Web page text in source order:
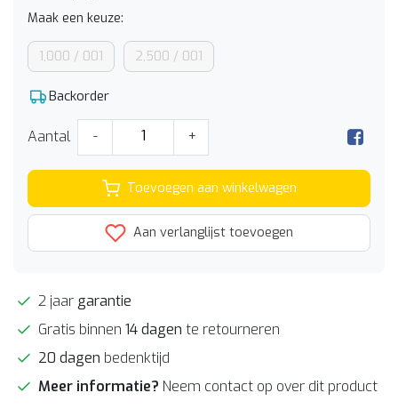
Maak een keuze:
1,000 / 001 2,500 / 001
Backorder
Aantal - +
Toevoegen aan winkelwagen
Aan verlanglijst toevoegen
2 jaar garantie
Gratis binnen 14 dagen te retourneren
20 dagen bedenktijd
Meer informatie? Neem contact op over dit product